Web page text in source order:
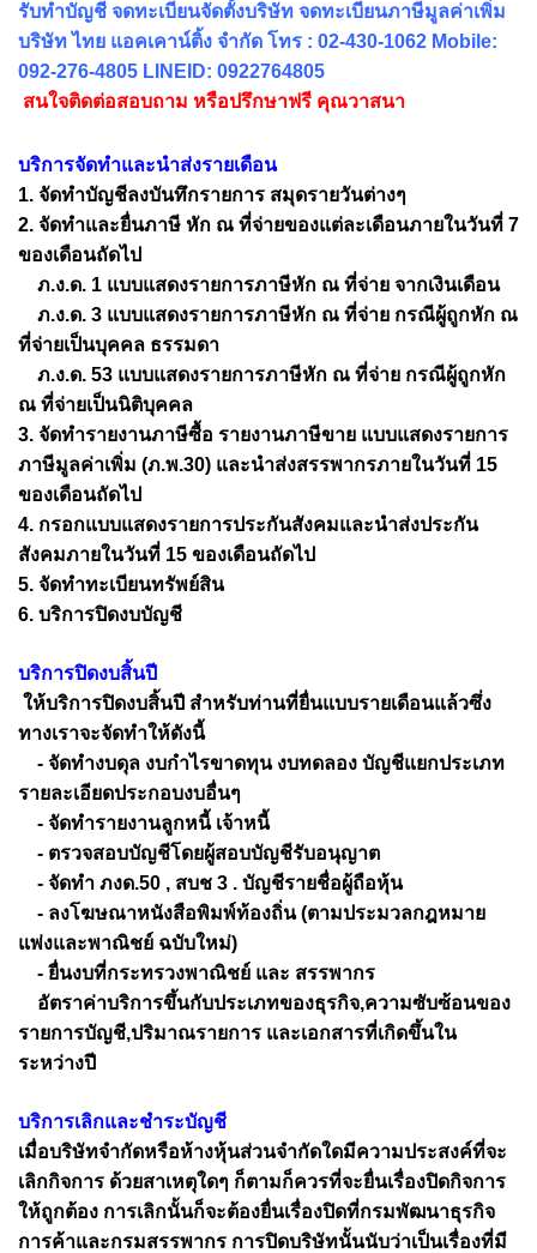
รับทำบัญชี จดทะเบียนจัดตั้งบริษัท จดทะเบียนภาษีมูลค่าเพิ่ม
บริษัท ไทย แอคเคาน์ติ้ง จำกัด โทร : 02-430-1062 Mobile:
092-276-4805 LINEID: 0922764805
สนใจติดต่อสอบถาม หรือปรึกษาฟรี คุณวาสนา
บริการจัดทำและนำส่งรายเดือน
1. จัดทำบัญชีลงบันทึกรายการ สมุดรายวันต่างๆ
2. จัดทำและยื่นภาษี หัก ณ ที่จ่ายของแต่ละเดือนภายในวันที่ 7
ของเดือนถัดไป
ภ.ง.ด. 1 แบบแสดงรายการภาษีหัก ณ ที่จ่าย จากเงินเดือน
ภ.ง.ด. 3 แบบแสดงรายการภาษีหัก ณ ที่จ่าย กรณีผู้ถูกหัก ณ
ที่จ่ายเป็นบุคคล ธรรมดา
ภ.ง.ด. 53 แบบแสดงรายการภาษีหัก ณ ที่จ่าย กรณีผู้ถูกหัก
ณ ที่จ่ายเป็นนิติบุคคล
3. จัดทำรายงานภาษีซื้อ รายงานภาษีขาย แบบแสดงรายการ
ภาษีมูลค่าเพิ่ม (ภ.พ.30) และนำส่งสรรพากรภายในวันที่ 15
ของเดือนถัดไป
4. กรอกแบบแสดงรายการประกันสังคมและนำส่งประกัน
สังคมภายในวันที่ 15 ของเดือนถัดไป
5. จัดทำทะเบียนทรัพย์สิน
6. บริการปิดงบบัญชี
บริการปิดงบสิ้นปี
ให้บริการปิดงบสิ้นปี สำหรับท่านที่ยื่นแบบรายเดือนแล้วซึ่ง
ทางเราจะจัดทำให้ดังนี้
- จัดทำงบดุล งบกำไรขาดทุน งบทดลอง บัญชีแยกประเภท
รายละเอียดประกอบงบอื่นๆ
- จัดทำรายงานลูกหนี้ เจ้าหนี้
- ตรวจสอบบัญชีโดยผู้สอบบัญชีรับอนุญาต
- จัดทำ ภงด.50 , สบช 3 . บัญชีรายชื่อผู้ถือหุ้น
- ลงโฆษณาหนังสือพิมพ์ท้องถิ่น (ตามประมวลกฎหมาย
แพ่งและพาณิชย์ ฉบับใหม่)
- ยื่นงบที่กระทรวงพาณิชย์ และ สรรพากร
อัตราค่าบริการขึ้นกับประเภทของธุรกิจ,ความซับซ้อนของ
รายการบัญชี,ปริมาณรายการ และเอกสารที่เกิดขึ้นใน
ระหว่างปี
บริการเลิกและชำระบัญชี
เมื่อบริษัทจำกัดหรือห้างหุ้นส่วนจำกัดใดมีความประสงค์ที่จะ
เลิกกิจการ ด้วยสาเหตุใดๆ ก็ตามก็ควรที่จะยื่นเรื่องปิดกิจการ
ให้ถูกต้อง การเลิกนั้นก็จะต้องยื่นเรื่องปิดที่กรมพัฒนาธุรกิจ
การค้าและกรมสรรพากร การปิดบริษัทนั้นนับว่าเป็นเรื่องที่มี